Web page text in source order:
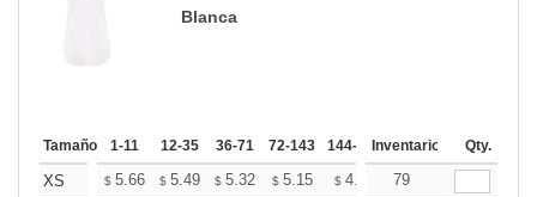
Blanca
Tamaño 1-11 12-35 36-71 72-143 144-287 288 + Mas
Inventario Qty.
XS $ 5.66 $ 5.49 $ 5.32 $ 5.15 $ 4.99 $4.90
79